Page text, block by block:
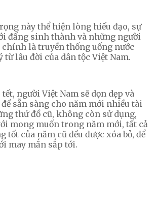
này thể hiện lòng hiếu đạo, sự
đấng sinh thành và những người
chính là truyền thống uống nước
từ lâu đời của dân tộc Việt Nam.
người Việt Nam sẽ dọn dẹp và
sẵn sàng cho năm mới nhiều tài
thứ đồ cũ, không còn sử dụng,
mong muốn trong năm mới, tất cả
tốt của năm cũ đều được xóa bỏ, để
may mắn sắp tới.